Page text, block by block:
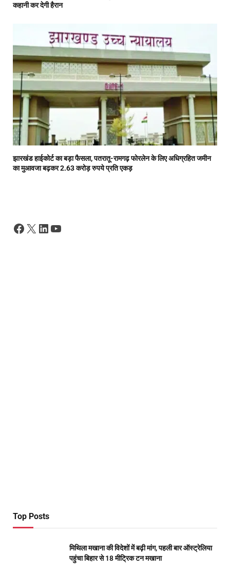
कहानी कर देगी हैरान
झारखंड हाईकोर्ट का बड़ा फैसला, पतरातू-रामगढ़ फोरलेन के लिए अधिग्रहित जमीन
का मुआवजा बढ़कर 2.63 करोड़ रुपये प्रति एकड़
Facebook
X LinkedIn
YouTube
Top Posts
मिथिला मखाना की विदेशों में बढ़ी मांग, पहली बार ऑस्ट्रेलिया
पहुंचा बिहार से 18 मीट्रिक टन मखाना